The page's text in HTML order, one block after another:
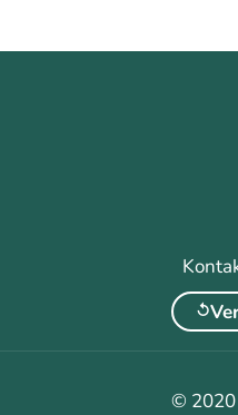
© 2020